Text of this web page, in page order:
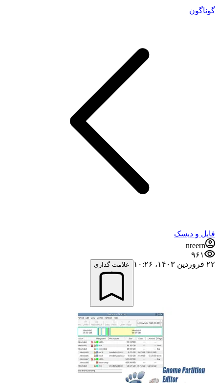
گوناگون
فایل و دیسک
nreern
۹۶۱
۲۲ فروردین ۱۴۰۳،‏ ۱۰:۲۶
علامت گذاری